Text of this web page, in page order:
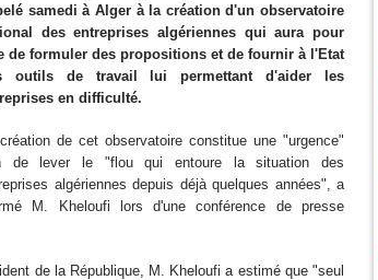
samedi à Alger à la création d'un observatoire
des entreprises algériennes qui aura pour
de formuler des propositions et de fournir à l'Etat
outils de travail lui permettant d'aider les
en difficulté.
de cet observatoire constitue une "urgence"
de lever le "flou qui entoure la situation des
algériennes depuis déjà quelques années", a
M. Kheloufi lors d'une conférence de presse
de la République, M. Kheloufi a estimé que "seul